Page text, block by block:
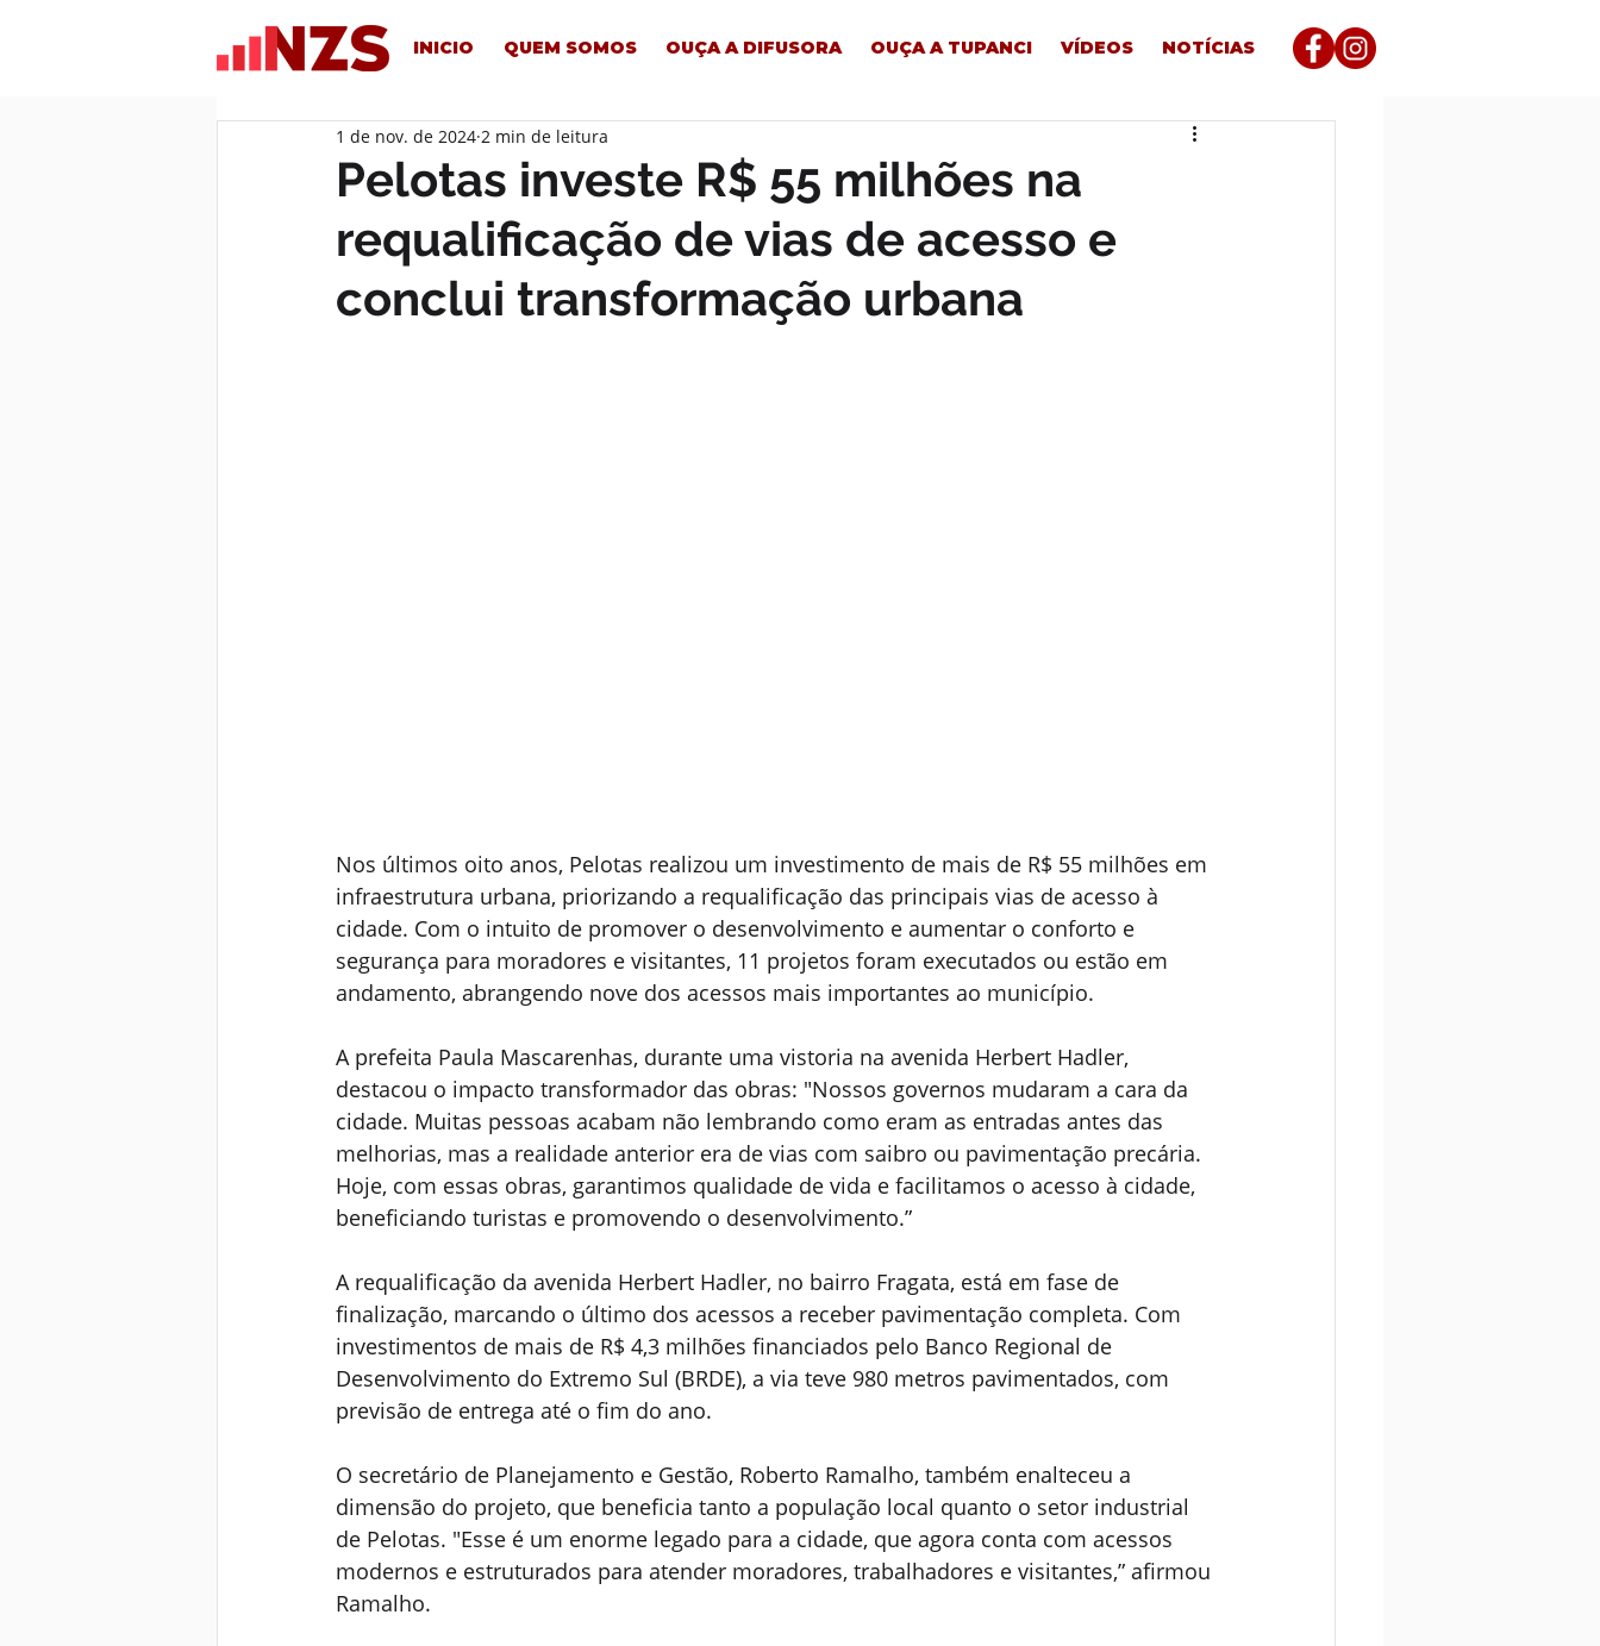
INICIO QUEM SOMOS OUÇA A DIFUSORA OUÇA A TUPANCI VÍDEOS NOTÍCIAS
Pelotas investe R$ 55 milhões na
requalificação de vias de acesso e
conclui transformação urbana
1 de nov. de 2024 2 min de leitura
Nos últimos oito anos, Pelotas realizou um investimento de mais de R$ 55 milhões em
infraestrutura urbana, priorizando a requalificação das principais vias de acesso à
cidade. Com o intuito de promover o desenvolvimento e aumentar o conforto e
segurança para moradores e visitantes, 11 projetos foram executados ou estão em
andamento, abrangendo nove dos acessos mais importantes ao município.
A prefeita Paula Mascarenhas, durante uma vistoria na avenida Herbert Hadler,
destacou o impacto transformador das obras: "Nossos governos mudaram a cara da
cidade. Muitas pessoas acabam não lembrando como eram as entradas antes das
melhorias, mas a realidade anterior era de vias com saibro ou pavimentação precária.
Hoje, com essas obras, garantimos qualidade de vida e facilitamos o acesso à cidade,
beneficiando turistas e promovendo o desenvolvimento.”
A requalificação da avenida Herbert Hadler, no bairro Fragata, está em fase de
finalização, marcando o último dos acessos a receber pavimentação completa. Com
investimentos de mais de R$ 4,3 milhões financiados pelo Banco Regional de
Desenvolvimento do Extremo Sul (BRDE), a via teve 980 metros pavimentados, com
previsão de entrega até o fim do ano.
O secretário de Planejamento e Gestão, Roberto Ramalho, também enalteceu a
dimensão do projeto, que beneficia tanto a população local quanto o setor industrial
de Pelotas. "Esse é um enorme legado para a cidade, que agora conta com acessos
modernos e estruturados para atender moradores, trabalhadores e visitantes,” afirmou
Ramalho.